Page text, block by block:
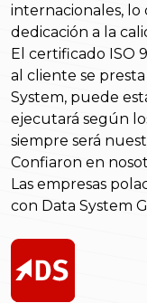
internacionales,
dedicación a la
El certificado ISO
al cliente se
System, puede
ejecutará según
siempre será
Confiaron en
Las empresas
con Data System